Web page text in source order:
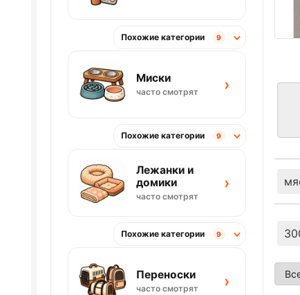
Похожие категории 9
Миски
часто смотрят ›
Похожие категории 9
Лежанки и
домики
часто смотрят
›
Похожие категории 9
Переноски
часто смотрят ›